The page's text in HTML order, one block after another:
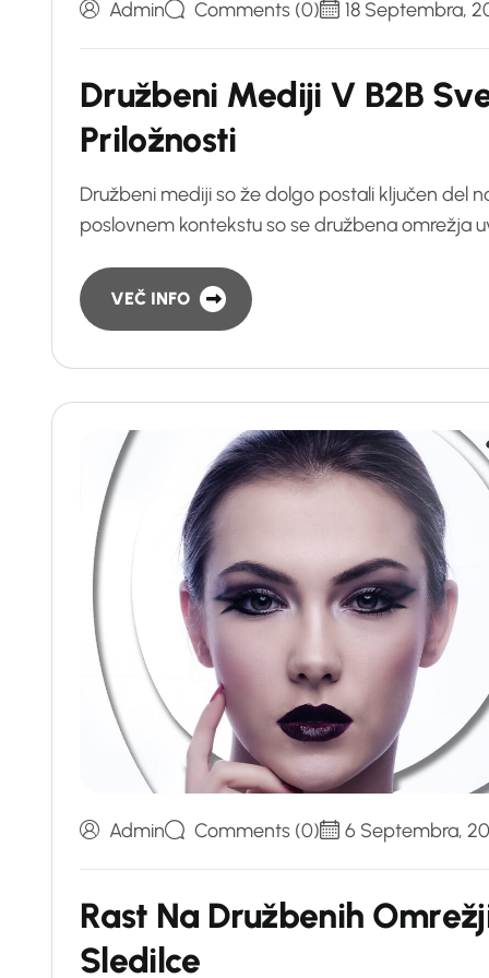
Admin Comments (0) 18 Septembra,
Družbeni Mediji V B2B Sv
Priložnosti
Družbeni mediji so že dolgo postali ključen del
poslovnem kontekstu so se družbena omrežja
VEČ INFO
Admin Comments (0) 6 Septembra,
Rast Na Družbenih Omrežj
Sledilce